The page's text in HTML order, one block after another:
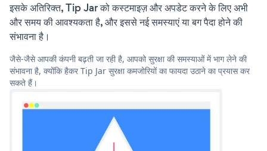
इसके अतिरिक्त, Tip Jar को कस्टमाइज़ और अपडेट करने के लिए अभी
और समय की आवश्यकता है, और इससे नई समस्याएं या बग पैदा होने की
संभावना है।
जैसे-जैसे आपकी कंपनी बढ़ती जा रही है, आपको सुरक्षा की समस्याओं में भाग लेने की
संभावना है, क्योंकि हैकर Tip Jar सुरक्षा कमजोरियों का फायदा उठाने का प्रयास कर
सकते हैं।